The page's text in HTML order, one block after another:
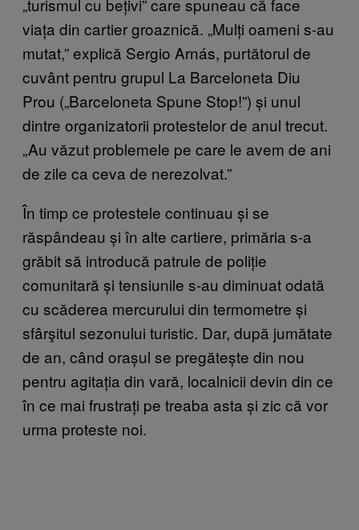
viața din cartier groaznică. „Mulți oameni s-au
mutat,” explică Sergio Arnás, purtătorul de
cuvânt pentru grupul La Barceloneta Diu
Prou („Barceloneta Spune Stop!”) și unul
dintre organizatorii protestelor de anul trecut.
„Au văzut problemele pe care le avem de ani
de zile ca ceva de nerezolvat.”
În timp ce protestele continuau și se
răspândeau și în alte cartiere, primăria s-a
grăbit să introducă patrule de poliție
comunitară și tensiunile s-au diminuat odată
cu scăderea mercurului din termometre și
sfârşitul sezonului turistic. Dar, după jumătate
de an, când orașul se pregătește din nou
pentru agitația din vară, localnicii devin din ce
în ce mai frustrați pe treaba asta și zic că vor
urma proteste noi.